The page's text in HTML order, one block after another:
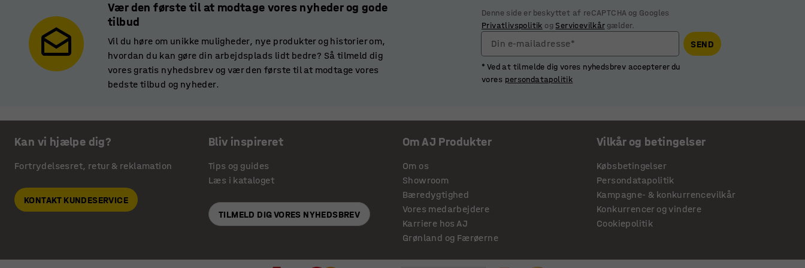
Vær den første til at modtage vores nyheder og gode
tilbud
Vil du høre om unikke muligheder, nye produkter og historier om,
hvordan du kan gøre din arbejdsplads lidt bedre? Så tilmeld dig
vores gratis nyhedsbrev og vær den første til at modtage vores
bedste tilbud og nyheder.
Denne side er beskyttet af reCAPTCHA og Googles
Privatlivspolitik og Servicevilkårgælder.
Din e-mailadresse* SEND
* Ved at tilmelde dig vores nyhedsbrev accepterer du
vores persondatapolitik
Kan vi hjælpe dig?
Fortrydelsesret, retur & reklamation
KONTAKT KUNDESERVICE
Bliv inspireret
Tips og guides
Læs i kataloget
TILMELD DIG VORES NYHEDSBREV
Om AJ Produkter
Om os
Showroom
Bæredygtighed
Vores medarbejdere
Karriere hos AJ
Grønland og Færøerne
Vilkår og betingelser
Købsbetingelser
Persondatapolitik
Kampagne- & konkurrencevilkår
Konkurrencer og vindere
Cookiepolitik